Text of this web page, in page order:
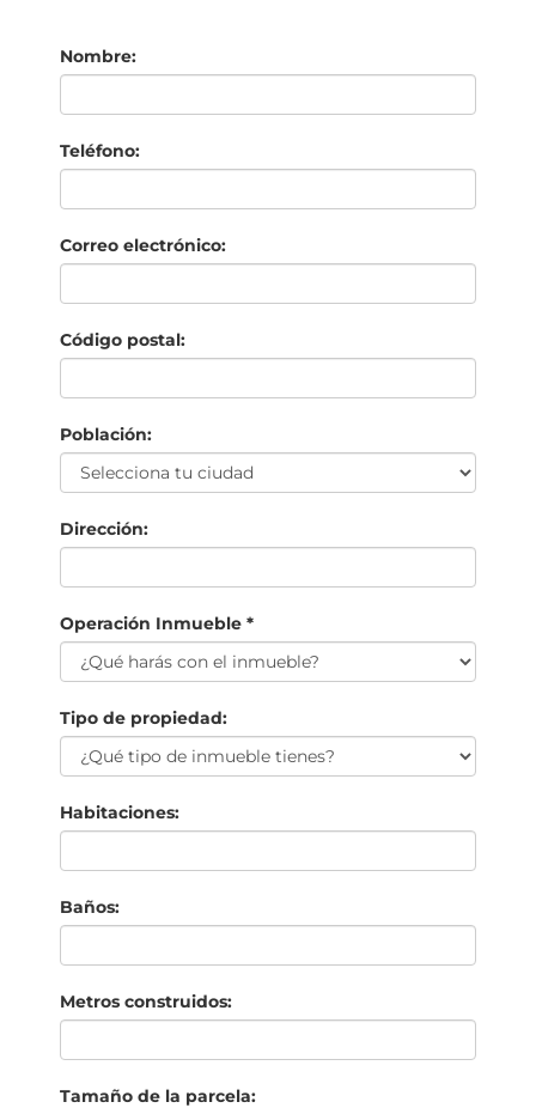
Nombre:
Teléfono:
Correo electrónico:
Código postal:
Población:
Dirección:
Operación Inmueble *
Tipo de propiedad:
Habitaciones:
Baños:
Metros construidos:
Tamaño de la parcela: